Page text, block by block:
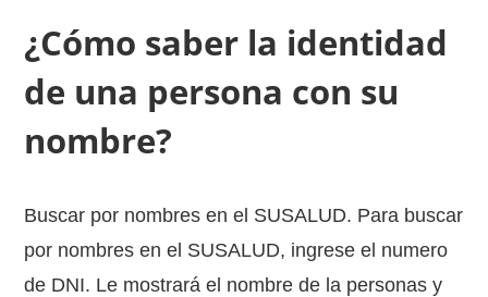
¿Cómo saber la identidad
de una persona con su
nombre?
Buscar por nombres en el SUSALUD. Para buscar
por nombres en el SUSALUD, ingrese el numero
de DNI. Le mostrará el nombre de la personas y